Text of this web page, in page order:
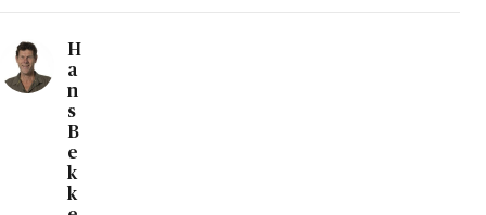
H
a
n
s
B
e
k
k